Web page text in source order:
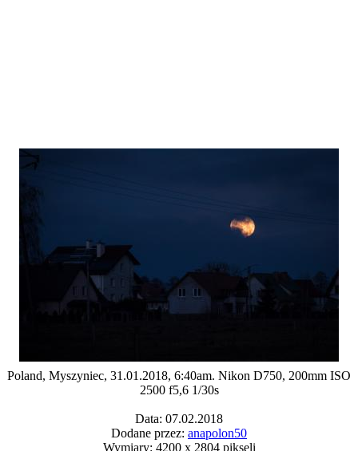
Poland, Myszyniec, 31.01.2018, 6:40am. Nikon D750, 200mm ISO
2500 f5,6 1/30s
Data: 07.02.2018
Dodane przez: anapolon50
Wymiary: 4200 x 2804 pikseli